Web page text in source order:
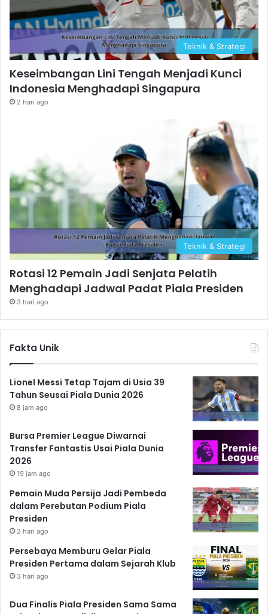
Teknik & Strategi
Keseimbangan Lini Tengah Menjadi Kunci
Indonesia Menghadapi Singapura
2 hari ago
Teknik & Strategi
Rotasi 12 Pemain Jadi Senjata Pelatih
Menghadapi Jadwal Padat Piala Presiden
3 hari ago
Fakta Unik
Lionel Messi Tetap Tajam di Usia 39
Tahun Seusai Piala Dunia 2026
8 jam ago
Bursa Premier League Diwarnai
Transfer Fantastis Usai Piala Dunia
2026
19 jam ago
Pemain Muda Persija Jadi Pembeda
dalam Perebutan Podium Piala
Presiden
2 hari ago
Persebaya Memburu Gelar Piala
Presiden Pertama dalam Sejarah Klub
3 hari ago
Dua Finalis Piala Presiden Sama Sama